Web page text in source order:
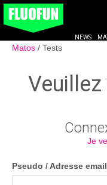
NEWS
Matos Tests
Je
Pseudo / Adresse email